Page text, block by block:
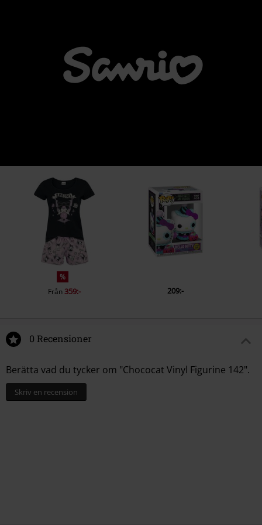
%
Från359:- 209:-
0 Recensioner
Berätta vad du tycker om "Chococat Vinyl Figurine 142".
Skriv en recension